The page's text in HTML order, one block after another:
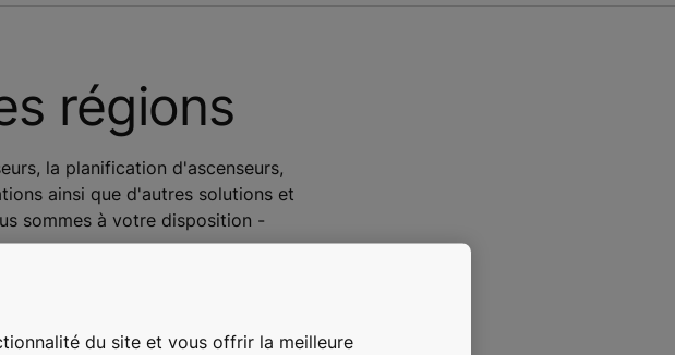
régions
la planification d'ascenseurs,
ainsi que d'autres solutions et
sommes à votre disposition -
du site et vous offrir la meilleure